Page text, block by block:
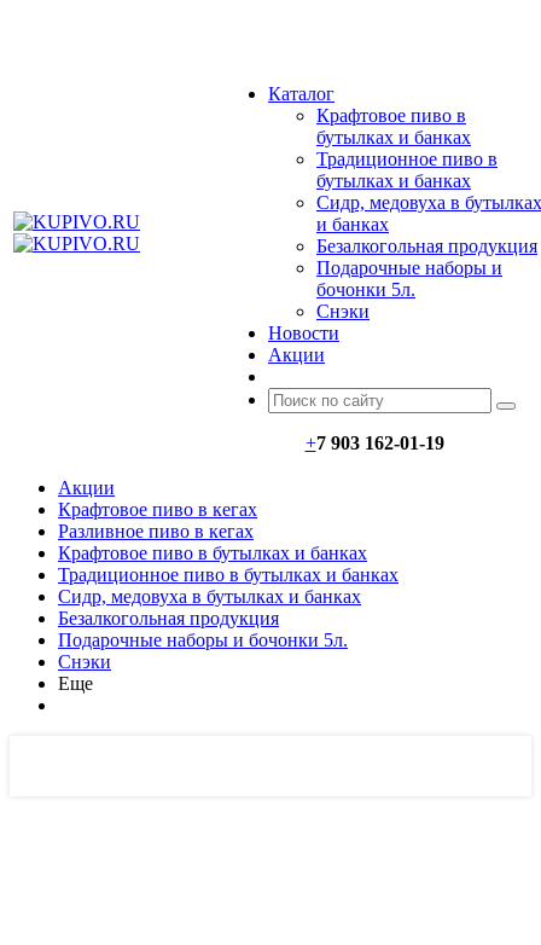
Каталог
Крафтовое пиво в
бутылках и банках
Традиционное пиво в
бутылках и банках
Сидр, медовуха в бутылках
и банках
Безалкогольная продукция
Подарочные наборы и
бочонки 5л.
Снэки
Новости
Акции
+7 903 162-01-19
Акции
Крафтовое пиво в кегах
Разливное пиво в кегах
Крафтовое пиво в бутылках и банках
Традиционное пиво в бутылках и банках
Сидр, медовуха в бутылках и банках
Безалкогольная продукция
Подарочные наборы и бочонки 5л.
Снэки
Еще